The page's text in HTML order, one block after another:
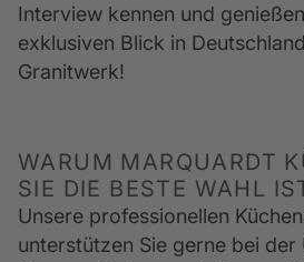
Interview kennen und
exklusiven Blick in
Granitwerk!
WARUM MARQUARDT
SIE DIE BESTE WAHL
Unsere professionellen
unterstützen Sie gerne bei